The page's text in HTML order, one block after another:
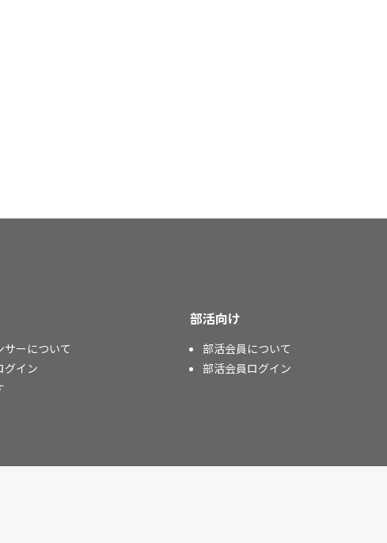
サーについて
グイン
部活向け
部活会員について
部活会員ログイン